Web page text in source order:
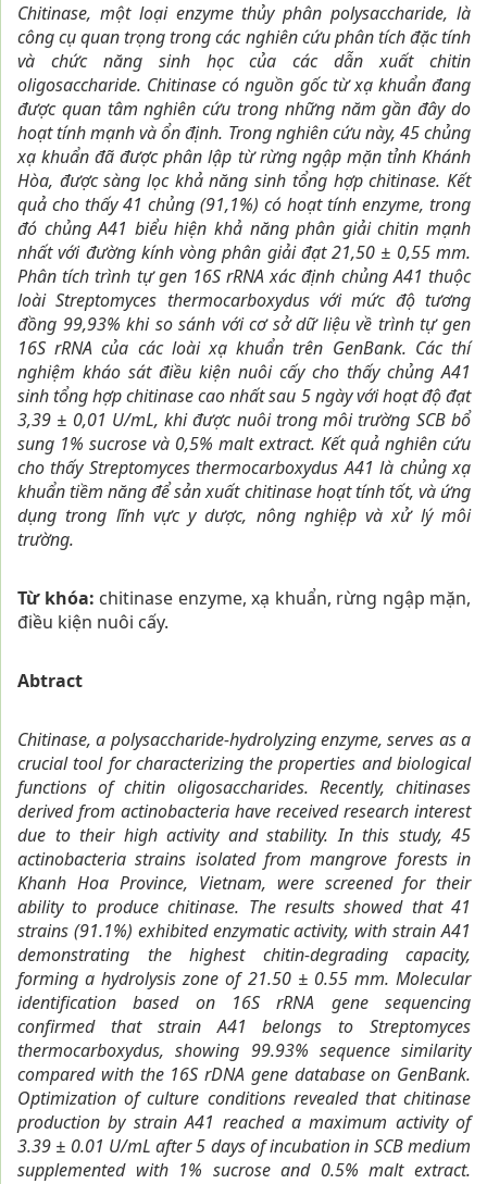
Chitinase, một loại enzyme thủy phân polysaccharide, là
công cụ quan trọng trong các nghiên cứu phân tích đặc tính
và chức năng sinh học của các dẫn xuất chitin
oligosaccharide. Chitinase có nguồn gốc từ xạ khuẩn đang
được quan tâm nghiên cứu trong những năm gần đây do
hoạt tính mạnh và ổn định. Trong nghiên cứu này, 45 chủng
xạ khuẩn đã được phân lập từ rừng ngập mặn tỉnh Khánh
Hòa, được sàng lọc khả năng sinh tổng hợp chitinase. Kết
quả cho thấy 41 chủng (91,1%) có hoạt tính enzyme, trong
đó chủng A41 biểu hiện khả năng phân giải chitin mạnh
nhất với đường kính vòng phân giải đạt 21,50 ± 0,55 mm.
Phân tích trình tự gen 16S rRNA xác định chủng A41 thuộc
loài Streptomyces thermocarboxydus với mức độ tương
đồng 99,93% khi so sánh với cơ sở dữ liệu về trình tự gen
16S rRNA của các loài xạ khuẩn trên GenBank. Các thí
nghiệm kháo sát điều kiện nuôi cấy cho thấy chủng A41
sinh tổng hợp chitinase cao nhất sau 5 ngày với hoạt độ đạt
3,39 ± 0,01 U/mL, khi được nuôi trong môi trường SCB bổ
sung 1% sucrose và 0,5% malt extract. Kết quả nghiên cứu
cho thấy Streptomyces thermocarboxydus A41 là chủng xạ
khuẩn tiềm năng để sản xuất chitinase hoạt tính tốt, và ứng
dụng trong lĩnh vực y dược, nông nghiệp và xử lý môi
trường.
Từ khóa: chitinase enzyme, xạ khuẩn, rừng ngập mặn,
điều kiện nuôi cấy.
Abtract
Chitinase, a polysaccharide-hydrolyzing enzyme, serves as a
crucial tool for characterizing the properties and biological
functions of chitin oligosaccharides. Recently, chitinases
derived from actinobacteria have received research interest
due to their high activity and stability. In this study, 45
actinobacteria strains isolated from mangrove forests in
Khanh Hoa Province, Vietnam, were screened for their
ability to produce chitinase. The results showed that 41
strains (91.1%) exhibited enzymatic activity, with strain A41
demonstrating the highest chitin-degrading capacity,
forming a hydrolysis zone of 21.50 ± 0.55 mm. Molecular
identification based on 16S rRNA gene sequencing
confirmed that strain A41 belongs to Streptomyces
thermocarboxydus, showing 99.93% sequence similarity
compared with the 16S rDNA gene database on GenBank.
Optimization of culture conditions revealed that chitinase
production by strain A41 reached a maximum activity of
3.39 ± 0.01 U/mL after 5 days of incubation in SCB medium
supplemented with 1% sucrose and 0.5% malt extract.